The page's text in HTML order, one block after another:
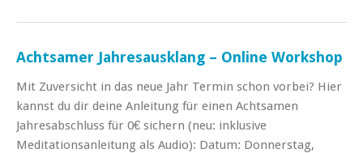
Achtsamer Jahresausklang – Online Workshop
Mit Zuversicht in das neue Jahr Termin schon vorbei? Hier
kannst du dir deine Anleitung für einen Achtsamen
Jahresabschluss für 0€ sichern (neu: inklusive
Meditationsanleitung als Audio): Datum: Donnerstag,